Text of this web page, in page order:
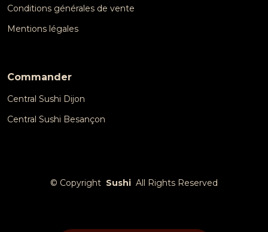
Conditions générales de vente
Mentions légales
Commander
Central Sushi Dijon
Central Sushi Besançon
© Copyright Sushi All Rights Reserved